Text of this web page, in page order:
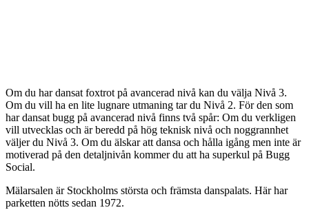
Om du har dansat foxtrot på avancerad nivå kan du välja Nivå 3.
Om du vill ha en lite lugnare utmaning tar du Nivå 2. För den som
har dansat bugg på avancerad nivå finns två spår: Om du verkligen
vill utvecklas och är beredd på hög teknisk nivå och noggrannhet
väljer du Nivå 3. Om du älskar att dansa och hålla igång men inte är
motiverad på den detaljnivån kommer du att ha superkul på Bugg
Social.
Mälarsalen är Stockholms största och främsta danspalats. Här har
parketten nötts sedan 1972.